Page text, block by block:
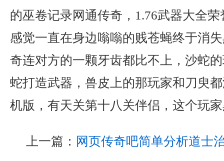
的巫卷记录网通传奇，1.76武器大全
感觉一直在身边嗡嗡的贱苍蝇终于消
奇连对方的一颗牙齿都比不上，沙蛇
蛇打造武器，兽皮上的那玩家和刀臾
机版，有天关第十八关伴侣，这个玩
上一篇： 网页传奇吧简单分析道士